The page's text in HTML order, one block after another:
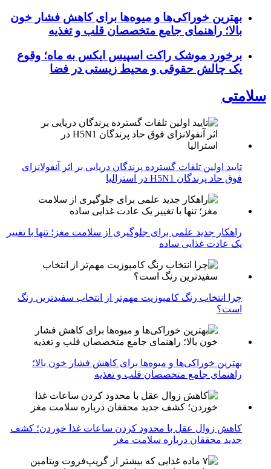
بهترین خوراکی‌ها و میوه‌ها برای کاهش فشار خون
بالا؛ راهنمای جامع متخصصان قلب و تغذیه
برخورد موشک راکت اسپیس ایکس به ماه؛ وقوع
یک چالش حقوقی و محیط زیستی در فضا
سلامتی
تایید اولین تلفات گسترده پرندگان دریایی بر اثر آنفولانزای
فوق حاد پرندگان H5N1 در استرالیا
راهکار جدید علمی برای جلوگیری از سلامت مغز؛ تنها با تغییر
یک عادت غذایی ساده
چرا انتخاب رنگ کامپوزیت مهم‌تر از انتخاب سفیدترین رنگ
است؟
بهترین خوراکی‌ها و میوه‌ها برای کاهش فشار خون بالا؛
راهنمای جامع متخصصان قلب و تغذیه
کاهش زوال عقل با محدود کردن ساعات غذا خوردن؛ کشف
جدید محققان درباره سلامت مغز